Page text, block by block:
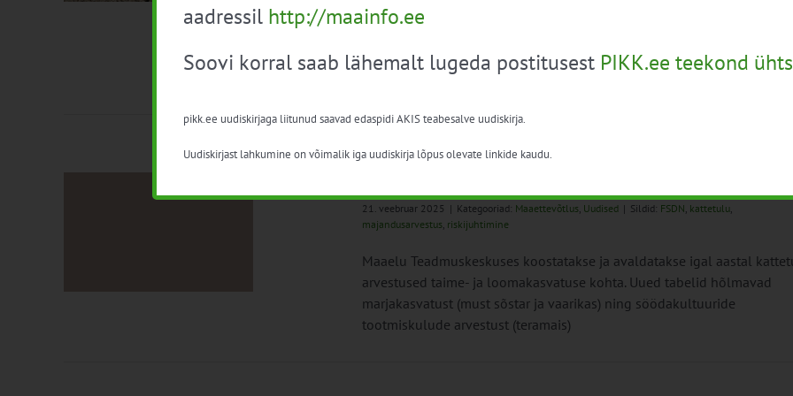
Nende andmete abil saab hinnata eelkõige põllumajandusettevõtete
põllumajandusettevõtete majanduslikku elujõulisust läbi nende
suutlikkuse toota positiivset ettevõtjatulu.
21. veebruar 2025 | Kategooriad: Maaettevõtlus, Uudised | Sildid: FSDN, kattetulu,
majandusarvestus, riskijuhtimine
Maaelu Teadmuskeskuses koostatakse ja avaldatakse igal aastal
arvestused taime- ja loomakasvatuse kohta. Uued tabelid hõlmavad
marjakasvatust (must sõstar ja vaarikas) ning söödakultuuride
tootmiskulude arvestust (teramais)
aadressil http://maainfo.ee
Soovi korral saab lähemalt lugeda postitusest PIKK.ee teekond
pikk.ee uudiskirjaga liitunud saavad edaspidi AKIS teabesalve uudiskirja.
Uudiskirjast lahkumine on võimalik iga uudiskirja lõpus olevate linkide kaudu.